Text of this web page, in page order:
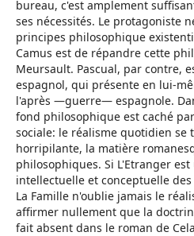
bureau, c'est amplement
ses nécessités. Le protagoniste
principes philosophique
Camus est de répandre cette
Meursault. Pascual, par contre,
espagnol, qui présente en lui-
l'après —guerre— espagnole.
fond philosophique est caché
sociale: le réalisme quotidien se
horripilante, la matière
philosophiques. Si L'Etranger
intellectuelle et conceptuelle
La Famille n'oublie jamais le
affirmer nullement que la
fait absent dans le roman de